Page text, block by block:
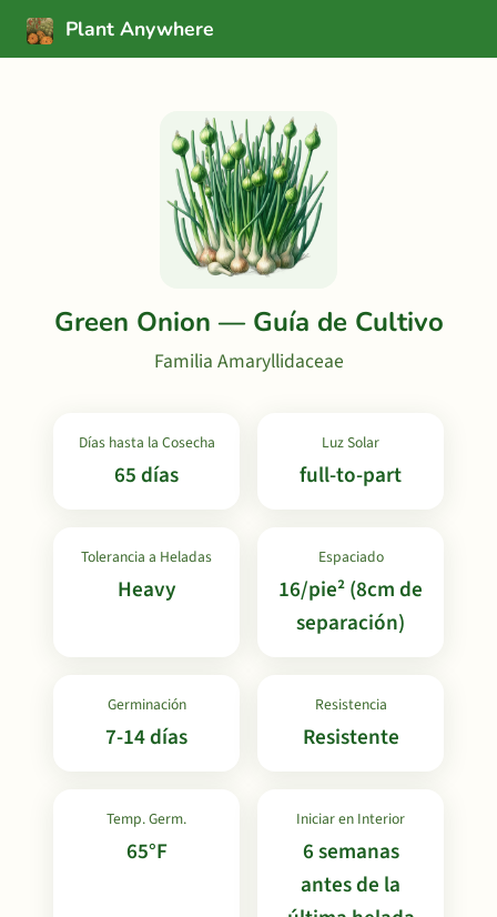
Plant Anywhere
Green Onion — Guía de Cultivo
Familia Amaryllidaceae
Días hasta la Cosecha
65 días
Luz Solar
full-to-part
Tolerancia a Heladas
Heavy
Espaciado
16/pie² (8cm de
separación)
Germinación
7-14 días
Resistencia
Resistente
Temp. Germ.
65°F
Iniciar en Interior
6 semanas
antes de la